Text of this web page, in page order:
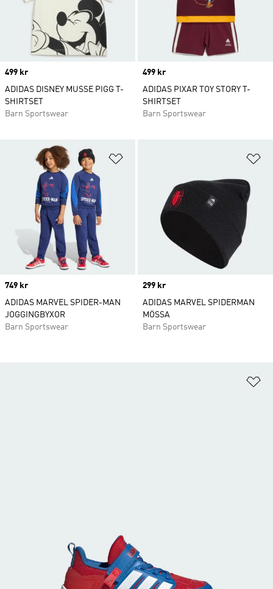
Price
499 kr
ADIDAS DISNEY MUSSE PIGG T-
SHIRTSET
Barn Sportswear
Price
499 kr
ADIDAS PIXAR TOY STORY T-
SHIRTSET
Barn Sportswear
Price
749 kr
ADIDAS MARVEL SPIDER-MAN
JOGGINGBYXOR
Barn Sportswear
Price
299 kr
ADIDAS MARVEL SPIDERMAN
MÖSSA
Barn Sportswear